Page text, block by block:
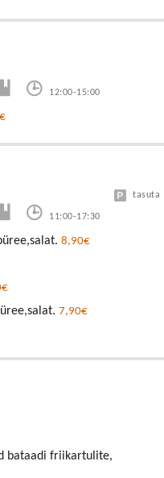
12:00-15:00
11:00-17:30
tasuta
8,90€
7,90€
bataadi friikartulite,